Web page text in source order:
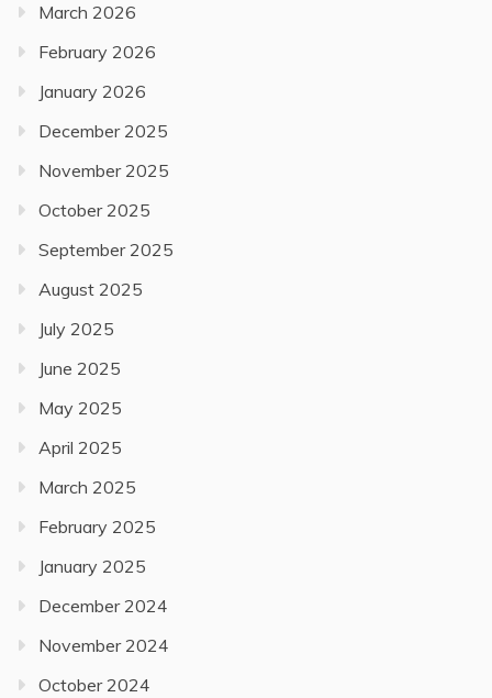
March 2026
February 2026
January 2026
December 2025
November 2025
October 2025
September 2025
August 2025
July 2025
June 2025
May 2025
April 2025
March 2025
February 2025
January 2025
December 2024
November 2024
October 2024